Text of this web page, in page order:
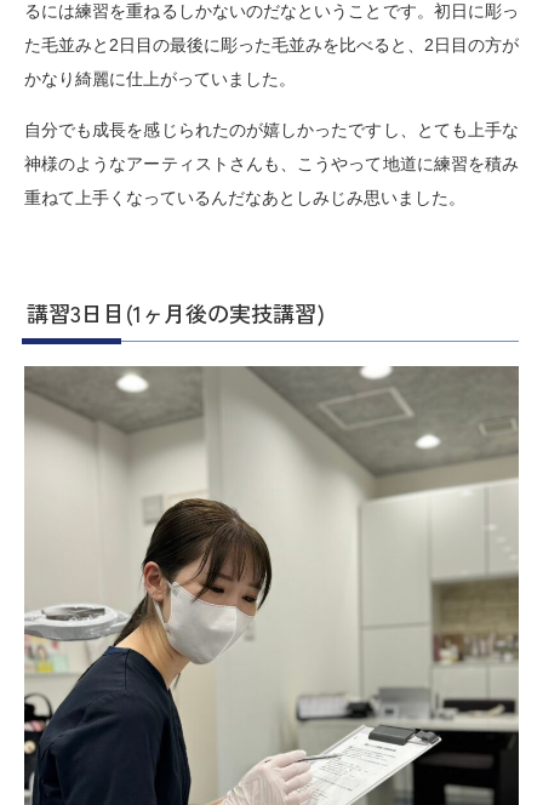
るには練習を重ねるしかないのだなということです。初日に彫っ
た毛並みと2日目の最後に彫った毛並みを比べると、2日目の方が
かなり綺麗に仕上がっていました。
自分でも成長を感じられたのが嬉しかったですし、とても上手な
神様のようなアーティストさんも、こうやって地道に練習を積み
重ねて上手くなっているんだなあとしみじみ思いました。
講習3日目(1ヶ月後の実技講習)